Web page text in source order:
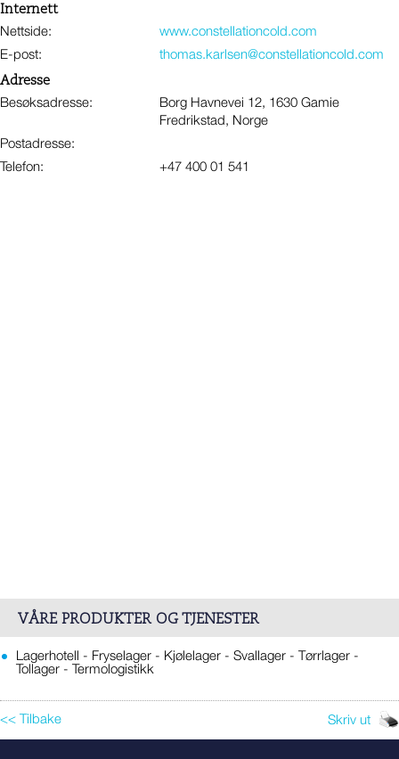
Internett
Nettside:
www.constellationcold.com
E-post:
thomas.karlsen@constellationcold.com
Adresse
Besøksadresse:
Borg Havnevei 12, 1630 Gamie
Fredrikstad, Norge
Postadresse:
Telefon:
+47 400 01 541
VÅRE PRODUKTER OG TJENESTER
Lagerhotell - Fryselager - Kjølelager - Svallager - Tørrlager -
Tollager - Termologistikk
<< Tilbake Skriv ut